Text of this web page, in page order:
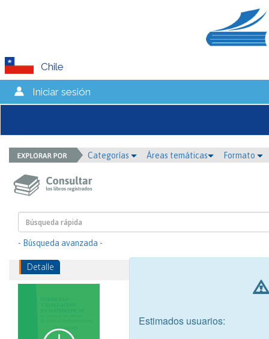
Chile
Iniciar sesión
Categorías Áreas temáticas Formato
- Búsqueda avanzada -
Detalle
Estimados usuarios: